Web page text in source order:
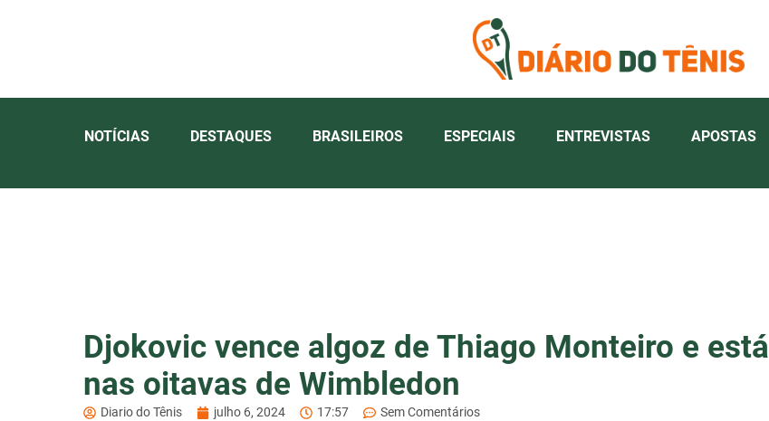
NOTÍCIAS DESTAQUES BRASILEIROS ESPECIAIS ENTREVISTAS APOSTAS
Djokovic vence algoz de Thiago Monteiro e está
nas oitavas de Wimbledon
Diario do Tênis julho 6, 2024 17:57 Sem Comentários